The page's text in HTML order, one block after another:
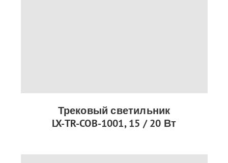
Трековый светильник
LX-TR-COB-1001, 15 / 20 Вт